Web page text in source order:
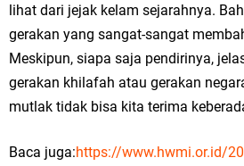
lihat dari jejak kelam sejarahnya.
gerakan yang sangat-sangat
Meskipun, siapa saja pendirinya,
gerakan khilafah atau gerakan
mutlak tidak bisa kita terima
Baca juga:https://www.hwmi.or.id/